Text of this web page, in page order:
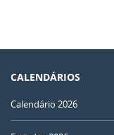
CALENDÁRIOS
Calendário 2026